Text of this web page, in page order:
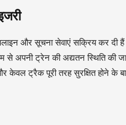
और सूचना सेवाएं सक्रिय कर दी
से अपनी ट्रेन की अद्यतन स्थिति की
केवल ट्रैक पूरी तरह सुरक्षित होने के